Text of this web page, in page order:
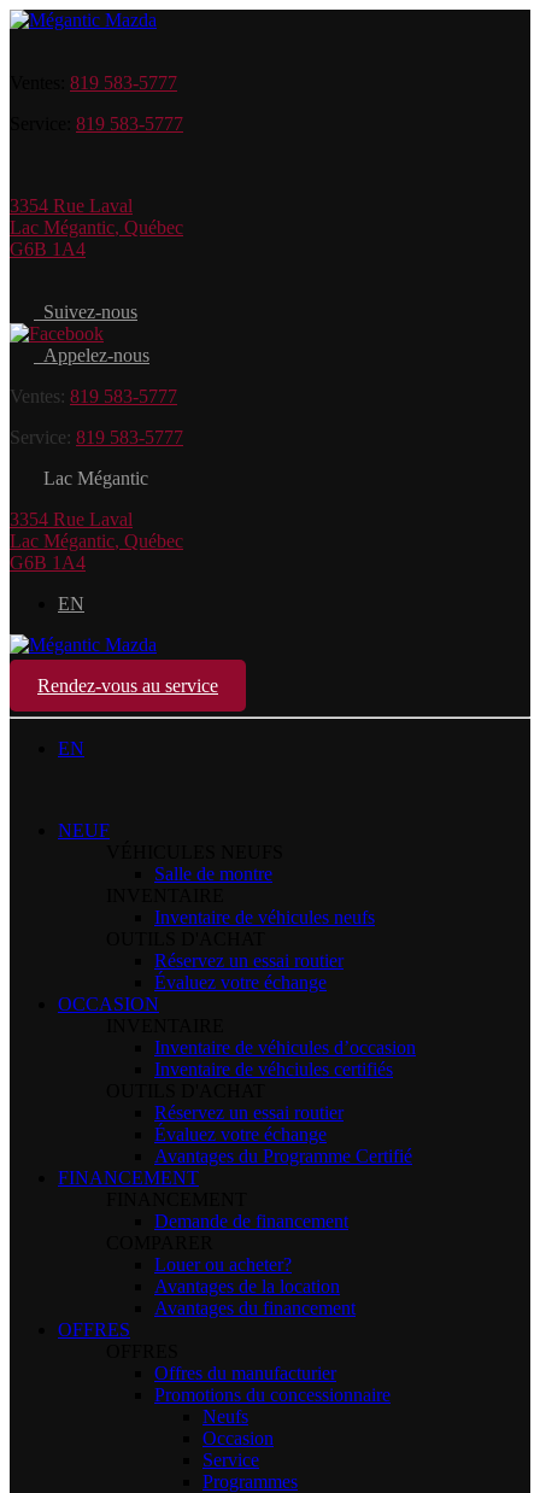
819 583-5777
819 583-5777
3354 Rue Laval
Lac Mégantic, Québec
G6B 1A4
Suivez-nous
Appelez-nous
Ventes: 819 583-5777
Service: 819 583-5777
Lac Mégantic
3354 Rue Laval
Lac Mégantic, Québec
G6B 1A4
EN
Rendez-vous au service
EN
NEUF
Salle de montre
Inventaire de véhicules neufs
Réservez un essai routier
Évaluez votre échange
OCCASION
Inventaire de véhicules d’occasion
Inventaire de véhciules certifiés
Réservez un essai routier
Évaluez votre échange
Avantages du Programme Certifié
FINANCEMENT
Demande de financement
Louer ou acheter?
Avantages de la location
Avantages du financement
OFFRES
Offres du manufacturier
Promotions du concessionnaire
Neufs
Occasion
Service
Programmes